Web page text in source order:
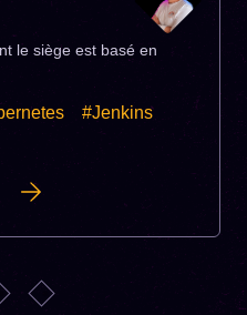
le siège est basé en
#Jenkins